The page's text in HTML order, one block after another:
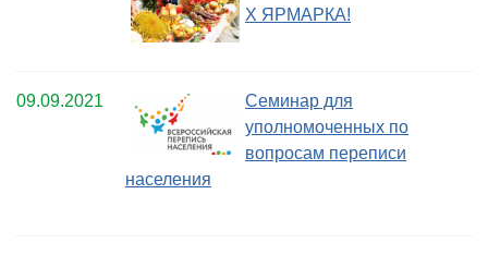
Х ЯРМАРКА!
09.09.2021
Семинар для
уполномоченных по
вопросам переписи
населения